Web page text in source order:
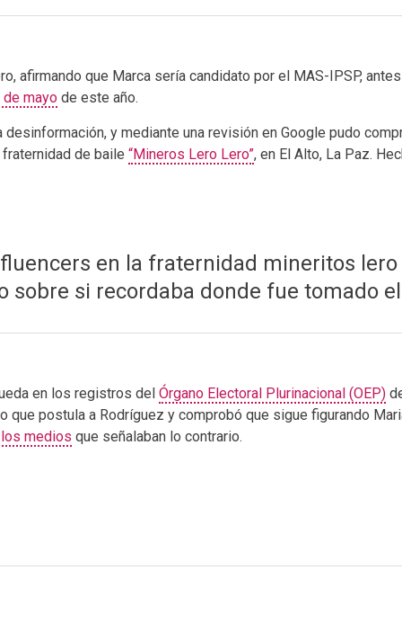
afirmando que Marca sería candidato por el MAS-IPSP,
de mayo de este año.
y mediante una revisión en Google pudo
de baile “Mineros Lero Lero”, en El Alto, La Paz.
en la fraternidad mineritos lero
sobre si recordaba donde fue tomado
en los registros del Órgano Electoral Plurinacional (OEP)
que postula a Rodríguez y comprobó que sigue figurando
medios que señalaban lo contrario.